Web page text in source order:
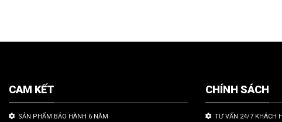
CAM KẾT
SẢN PHẨM BẢO HÀNH 6 NĂM
CHÍNH SÁCH
TƯ VẤN 24/7 KHÁCH